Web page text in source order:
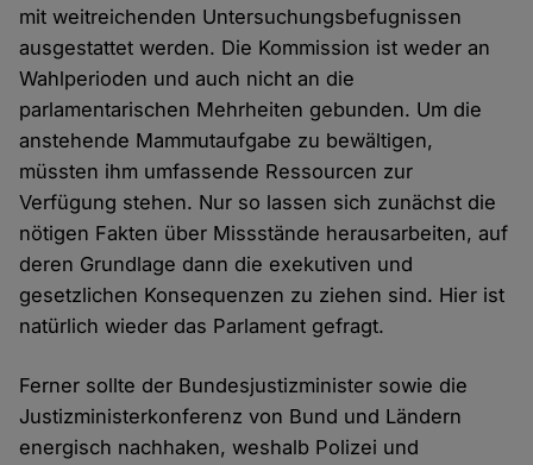
mit weitreichenden Untersuchungsbefugnissen
ausgestattet werden. Die Kommission ist weder an
Wahlperioden und auch nicht an die
parlamentarischen Mehrheiten gebunden. Um die
anstehende Mammutaufgabe zu bewältigen,
müssten ihm umfassende Ressourcen zur
Verfügung stehen. Nur so lassen sich zunächst die
nötigen Fakten über Missstände herausarbeiten, auf
deren Grundlage dann die exekutiven und
gesetzlichen Konsequenzen zu ziehen sind. Hier ist
natürlich wieder das Parlament gefragt.
Ferner sollte der Bundesjustizminister sowie die
Justizministerkonferenz von Bund und Ländern
energisch nachhaken, weshalb Polizei und